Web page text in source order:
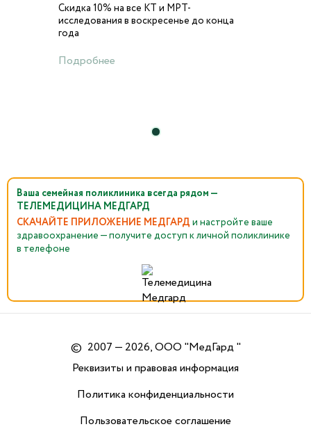
Скидка 10% на все КТ и МРТ-
исследования в воскресенье до конца
года
Подробнее
Ваша семейная поликлиника всегда рядом —
ТЕЛЕМЕДИЦИНА МЕДГАРД
СКАЧАЙТЕ ПРИЛОЖЕНИЕ МЕДГАРД и настройте ваше
здравоохранение — получите доступ к личной поликлинике
в телефоне
© 2007 — 2026, ООО "МедГард "
Реквизиты и правовая информация
Политика конфиденциальности
Пользовательское соглашение